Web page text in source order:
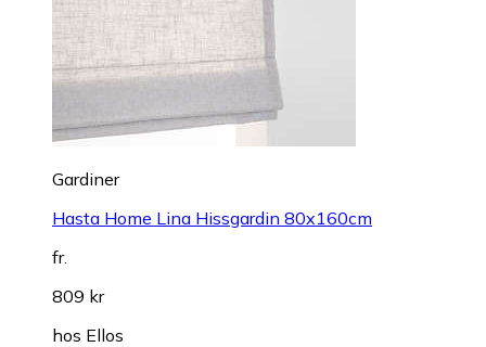
Gardiner
Hasta Home Lina Hissgardin 80x160cm
fr.
809 kr
hos Ellos